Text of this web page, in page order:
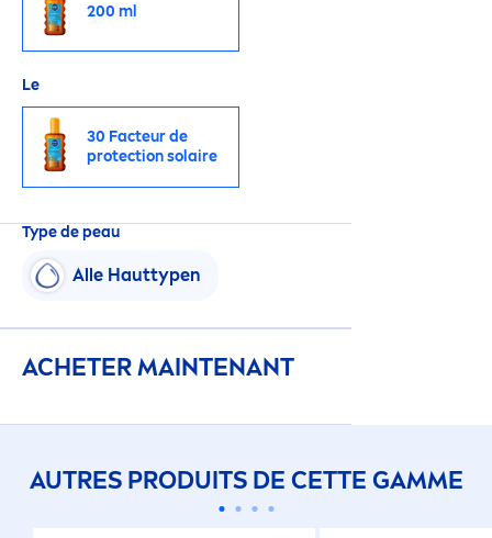
200 ml
Le
30 Facteur de
protection solaire
Type de peau
Alle Hauttypen
ACHETER MAINTENANT
AUTRES PRODUITS DE CETTE GAMME